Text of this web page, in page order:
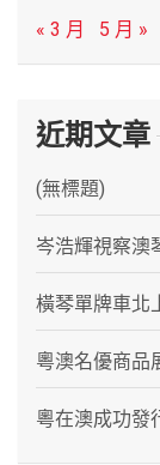
« 3 月
5 月 »
近期文章
(無標題)
岑浩輝視察澳
橫琴單牌車北
粵澳名優商品
粵在澳成功發